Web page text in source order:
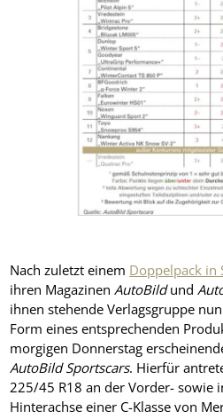
Nach zuletzt einem Doppelpack in
ihren MagazinenAutoBildund
ihnen stehende Verlagsgruppe
Form eines entsprechenden
morgigen Donnerstag
AutoBild Sportscars. Hierfür
225/45 R18 an der Vorder- sowie
Hinterachse einer C-Klasse von